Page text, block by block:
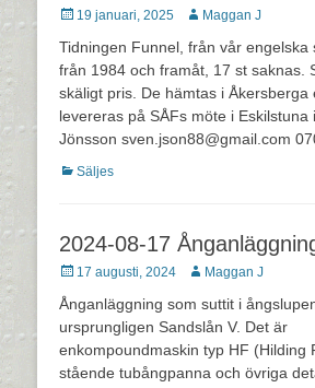
Postades
19 januari, 2025 Författare
Maggan J
Tidningen Funnel, från vår engelska
från 1984 och framåt, 17 st saknas.
skäligt pris. De hämtas i Åkersberga
levereras på SÅFs möte i Eskilstuna
Jönsson sven.json88@gmail.com
Kategorier
Säljes
2024-08-17
Postades
17 augusti, 2024 Författare
Maggan J
Ånganläggning som suttit i
ursprungligen Sandslån V. Det är
enkompoundmaskin typ HF (Hilding
stående tubångpanna och övriga